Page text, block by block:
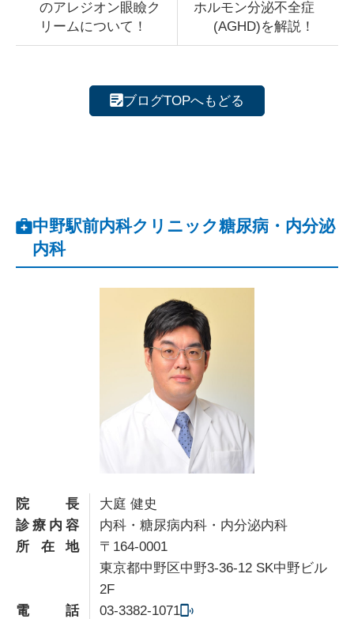
のアレジオン眼瞼ク
リームについて！
ホルモン分泌不全症
(AGHD)を解説！
ブログTOPへもどる
中野駅前内科クリニック糖尿病・内分泌
内科
院長
大庭 健史
診療内容
内科・糖尿病内科・内分泌内科
所在地
〒164-0001
東京都中野区中野3-36-12 SK中野ビル
2F
電話
03-3382-1071